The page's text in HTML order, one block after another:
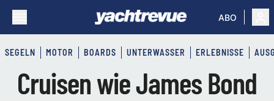
ABO
SEGELN MOTOR BOARDS UNTERWASSER ERLEBNISSE
Cruisen wie James Bond